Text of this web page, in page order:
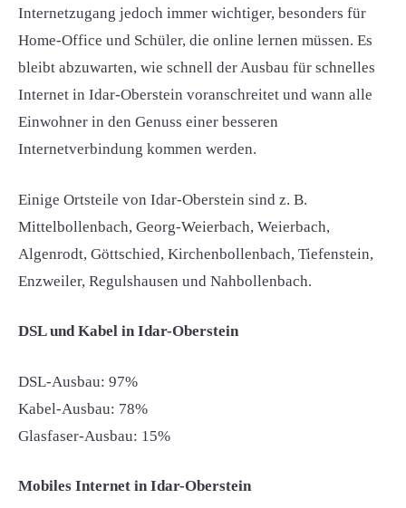
Internetzugang jedoch immer wichtiger, besonders für
Home-Office und Schüler, die online lernen müssen. Es
bleibt abzuwarten, wie schnell der Ausbau für schnelles
Internet in Idar-Oberstein voranschreitet und wann alle
Einwohner in den Genuss einer besseren
Internetverbindung kommen werden.
Einige Ortsteile von Idar-Oberstein sind z. B.
Mittelbollenbach, Georg-Weierbach, Weierbach,
Algenrodt, Göttschied, Kirchenbollenbach, Tiefenstein,
Enzweiler, Regulshausen und Nahbollenbach.
DSL und Kabel in Idar-Oberstein
DSL-Ausbau: 97%
Kabel-Ausbau: 78%
Glasfaser-Ausbau: 15%
Mobiles Internet in Idar-Oberstein